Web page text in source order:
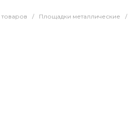
товаров / Площадки металлические /